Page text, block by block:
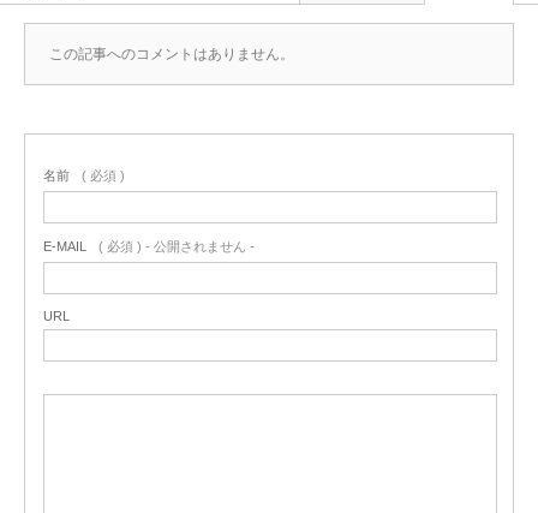
この記事へのコメントはありません。
名前 ( 必須 )
E-MAIL ( 必須 ) - 公開されません -
URL